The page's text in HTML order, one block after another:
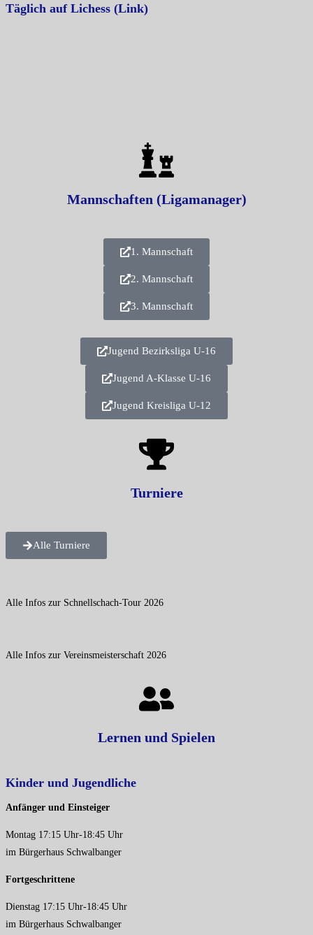
Täglich auf Lichess (Link)
Mannschaften (Ligamanager)
1. Mannschaft
2. Mannschaft
3. Mannschaft
Jugend Bezirksliga U-16
Jugend A-Klasse U-16
Jugend Kreisliga U-12
Turniere
Alle Turniere
Alle Infos zur Schnellschach-Tour 2026
Alle Infos zur Vereinsmeisterschaft 2026
Lernen und Spielen
Kinder und Jugendliche
Anfänger und Einsteiger
Montag 17:15 Uhr-18:45 Uhr
im Bürgerhaus Schwalbanger
Fortgeschrittene
Dienstag 17:15 Uhr-18:45 Uhr
im Bürgerhaus Schwalbanger